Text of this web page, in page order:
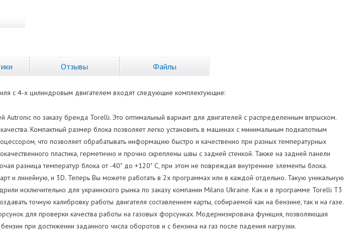
Отзывы Файлы
c 4-х цилиндровым двигателем входят следующие комплектующие:
Autronic по заказу бренда Torelli. Это оптимальный вариант для двигателей с распределенным впрыском.
Компактный размер блока позволяет легко установить в машинах с минимальным подкапотным
что позволяет обрабатывать информацию быстро и качественно при разных температурных
пластика, герметично и прочно скреплены швы с задней стенкой. Также на задней панели
разница температур блока от -40˚ до +120˚ С, при этом не повреждая внутренние элементы блока.
и линейную, и 3D. Теперь Вы можете работать в 2х программах или в каждой отдельно. Такую уникальную
исключительно для украинского рынка по заказу компании Milano Ukraine. Как и в программе Torelli Т3
точную калибровку работы двигателя составлением карты, собираемой как на бензине, так и на газе.
для проверки качества работы на газовых форсунках. Модернизирована функция, позволяющая
при достижении заданного числа оборотов и с бензина на газ после падения нагрузки.